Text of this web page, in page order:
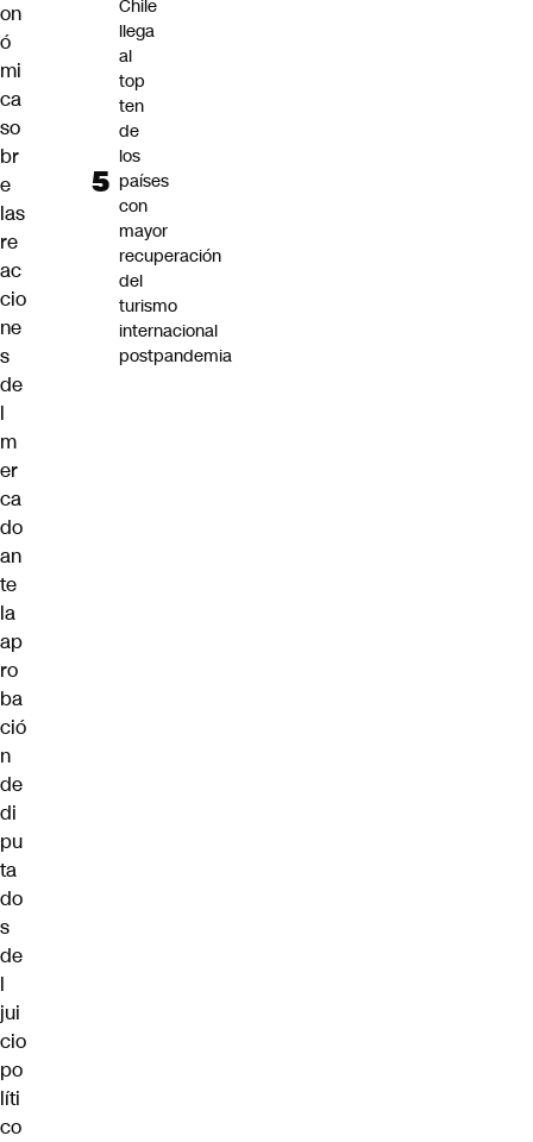
on
ó
mi
ca
so
br
e
las
re
ac
cio
ne
s
de
l
m
er
ca
do
an
te
la
ap
ro
ba
ció
n
de
di
pu
ta
do
s
de
l
jui
cio
po
líti
co
Chile
llega
al
top
ten
de
los
países
con
mayor
recuperación
del
turismo
internacional
postpandemia